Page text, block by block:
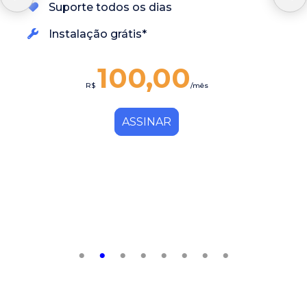
Suporte todos os dias
Instalação grátis*
R$ 100,00/mês
ASSINAR